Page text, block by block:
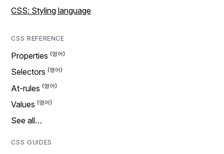
CSS: Styling language
CSS REFERENCE
Properties
Selectors
At-rules
Values
See all…
CSS GUIDES